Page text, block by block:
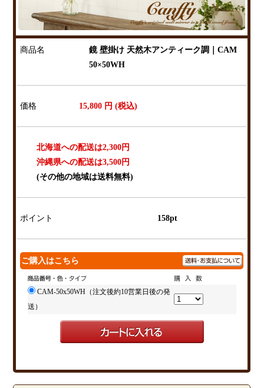
商品名
鏡 壁掛け 天然木アンティーク調｜CAM
50×50WH
価格 15,800 円 (税込)
北海道への配送は2,300円
沖縄県への配送は3,500円
(その他の地域は送料無料)
ポイント 158pt
ご購入はこちら
CAM-50x50WH（注文後約10営業日後の発
送）